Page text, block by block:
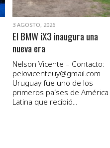
3 AGOSTO, 2026
El BMW iX3 inaugura una
nueva era
Nelson Vicente – Contacto:
pelovicenteuy@gmail.com
Uruguay fue uno de los
primeros países de América
Latina que recibió...